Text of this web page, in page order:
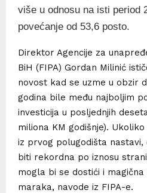
više u odnosu na isti period
povećanje od 53,6 posto.
Direktor Agencije za
BiH (FIPA) Gordan Milinić
novost kad se uzme u obzir
godina bile među najboljim
investicija u posljednjih
miliona KM godišnje).
iz prvog polugodišta nastavi,
biti rekordna po iznosu
mogla bi se dostići i
maraka, navode iz FIPA-e.